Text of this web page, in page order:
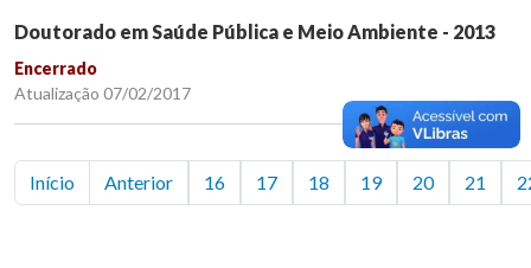
Doutorado em Saúde Pública e Meio Ambiente - 2013
Encerrado
Atualização 07/02/2017
Início Anterior 16 17 18 19 20 21